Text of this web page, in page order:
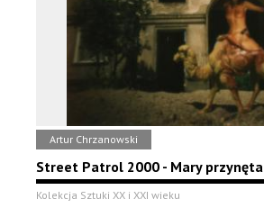
Artur Chrzanowski
Street Patrol 2000 - Mary przynęta
Kolekcja Sztuki XX i XXI wieku